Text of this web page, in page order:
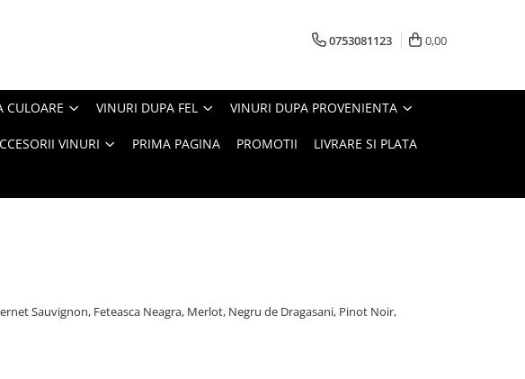
0753081123 0,00
CULOARE VINURI DUPA FEL VINURI DUPA PROVENIENTA
VINURI PRIMA PAGINA PROMOTII LIVRARE SI PLATA
Sauvignon, Feteasca Neagra, Merlot, Negru de Dragasani, Pinot Noir,